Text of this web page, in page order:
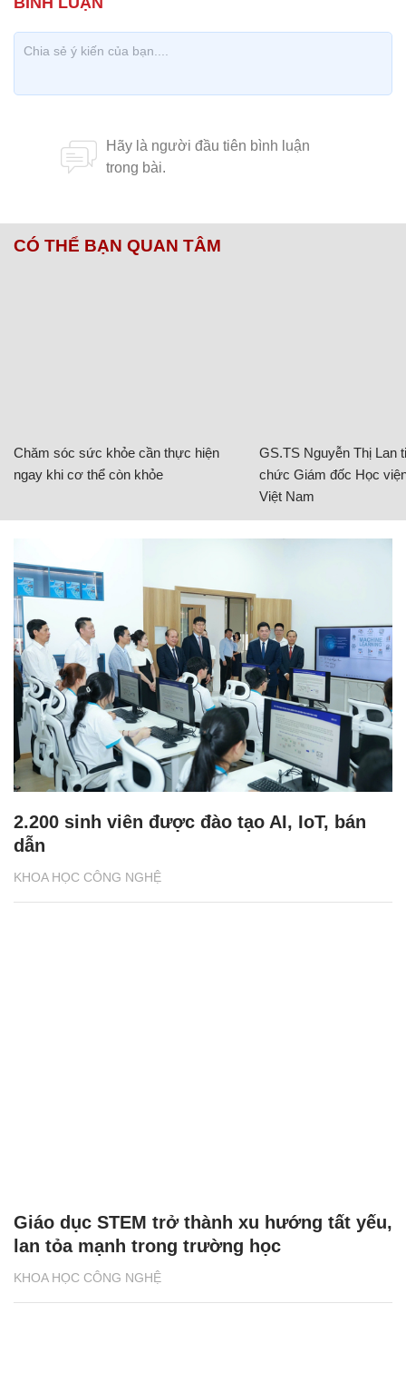
CÓ THỂ BẠN QUAN TÂM
Chăm sóc sức khỏe cần thực hiện
ngay khi cơ thể còn khỏe
GS.TS Nguyễn Thị Lan
chức Giám đốc Học
Việt Nam
KHOA HỌC CÔNG NGHỆ
2.200 sinh viên được đào tạo AI, IoT, bán
dẫn
KHOA HỌC CÔNG NGHỆ
Giáo dục STEM trở thành xu hướng tất yếu,
lan tỏa mạnh trong trường học